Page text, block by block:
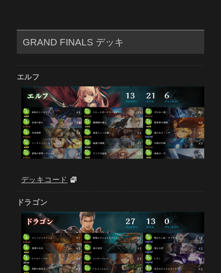
GRAND FINALS デッキ
エルフ
デッキコード
ドラゴン